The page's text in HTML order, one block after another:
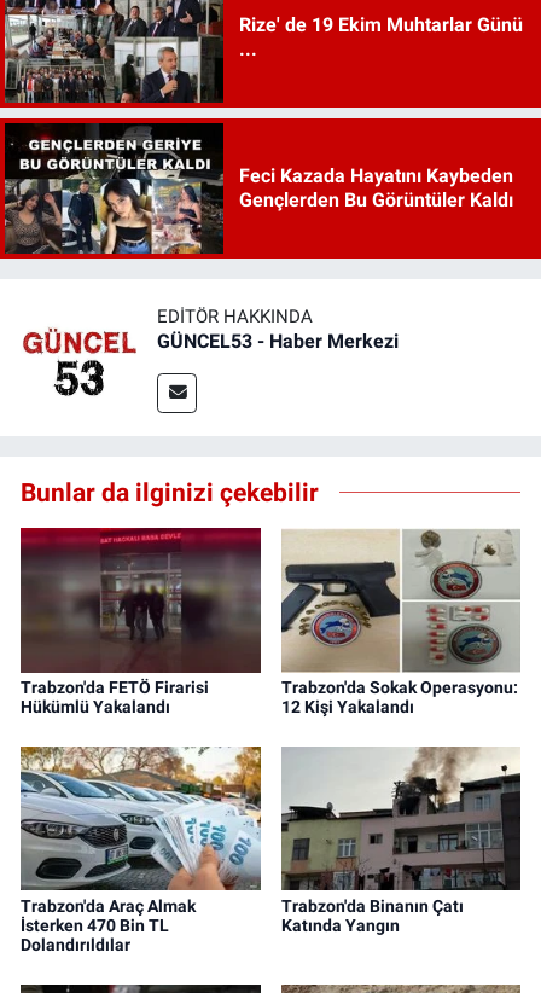
Rize' de 19 Ekim Muhtarlar Günü
...
Feci Kazada Hayatını Kaybeden
Gençlerden Bu Görüntüler Kaldı
EDITÖR HAKKINDA
GÜNCEL53 - Haber Merkezi
Bunlar da ilginizi çekebilir
Trabzon'da FETÖ Firarisi
Hükümlü Yakalandı
Trabzon'da Sokak Operasyonu:
12 Kişi Yakalandı
Trabzon'da Araç Almak
İsterken 470 Bin TL
Dolandırıldılar
Trabzon'da Binanın Çatı
Katında Yangın